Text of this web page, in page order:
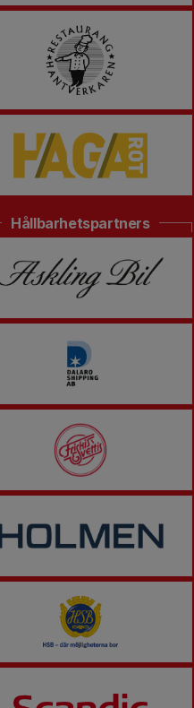
Hållbarhetspartners